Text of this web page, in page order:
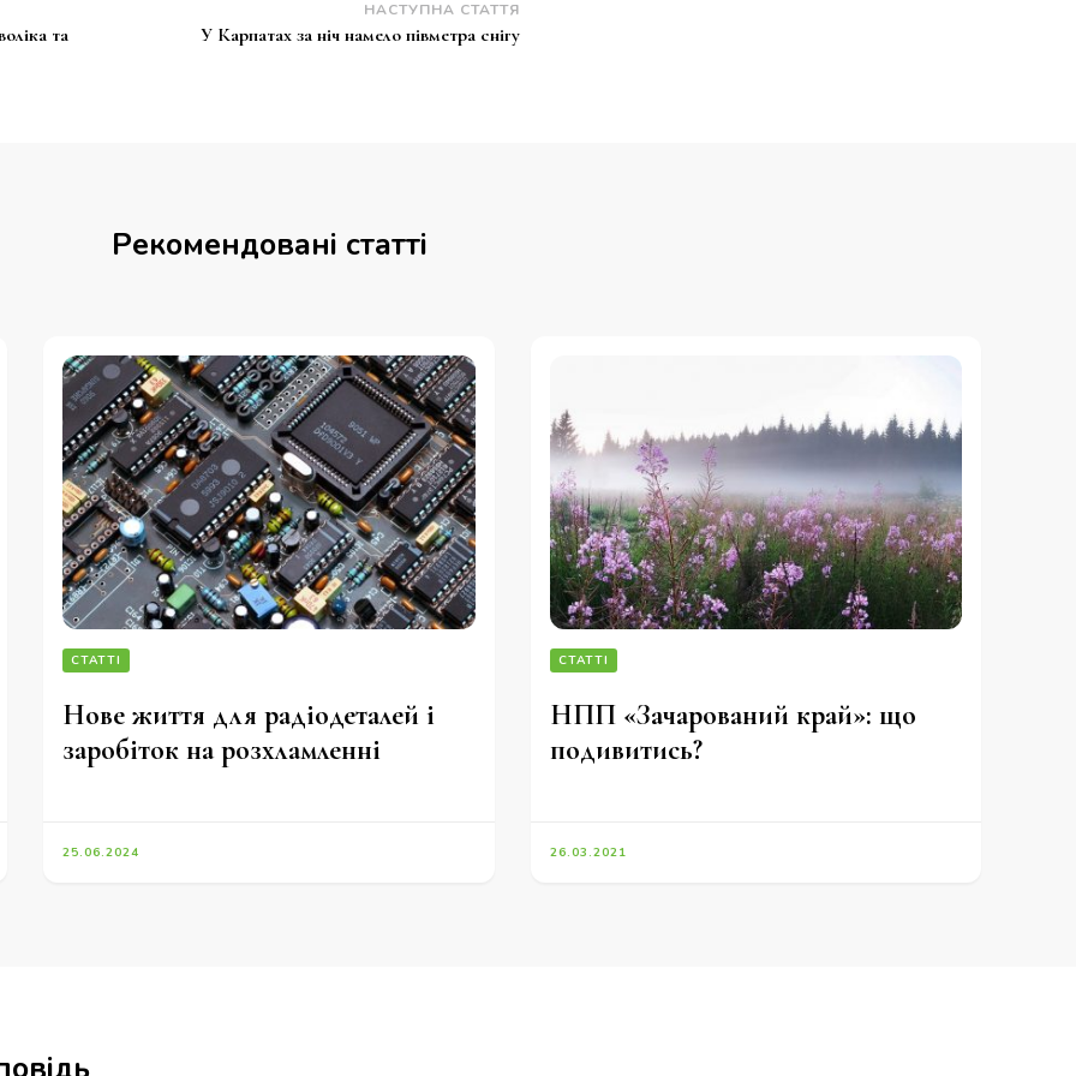
та
НАСТУПНА СТАТТЯ
У Карпатах за ніч намело півметра снігу
Рекомендовані статті
СТАТТІ
Нове життя для радіодеталей і
заробіток на розхламленні
25.06.2024
СТАТТІ
НПП «Зачарований край»: що
подивитись?
26.03.2021